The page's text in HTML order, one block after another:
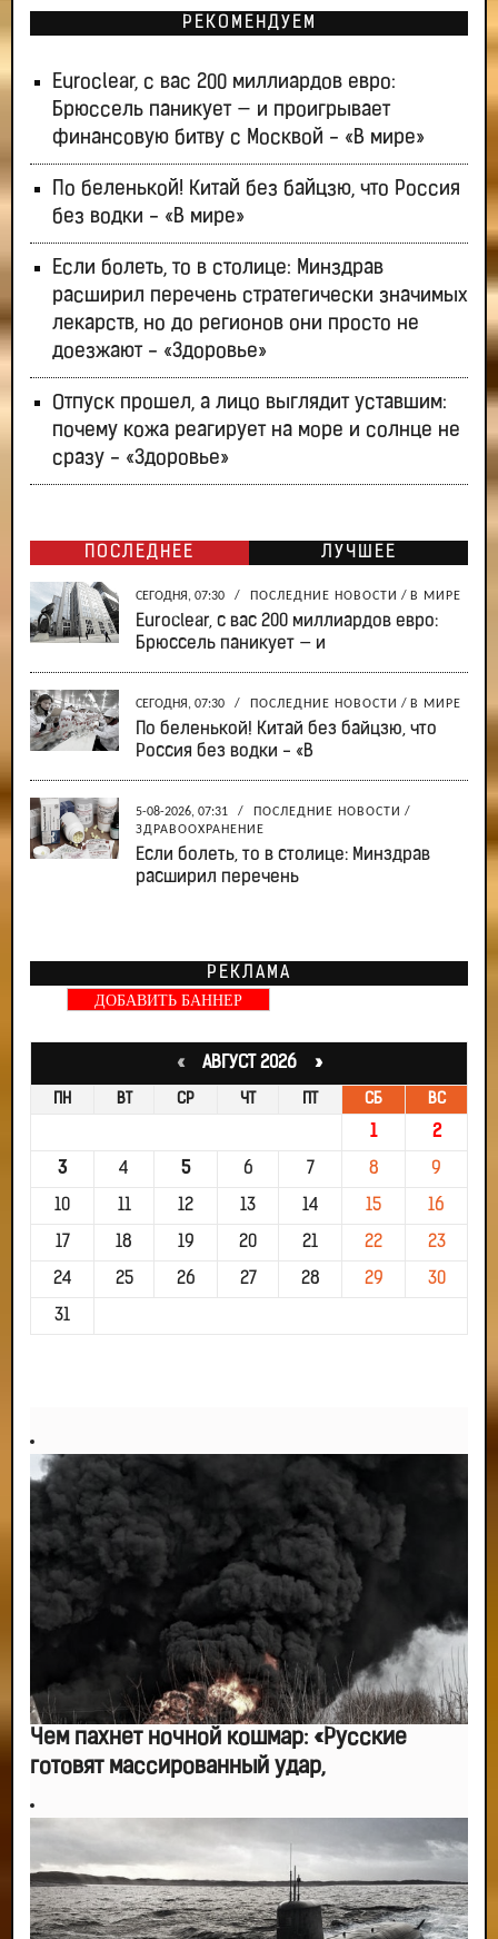
РЕКОМЕНДУЕМ
Euroclear, с вас 200 миллиардов евро:
Брюссель паникует — и проигрывает
финансовую битву с Москвой - «В мире»
По беленькой! Китай без байцзю, что Россия
без водки - «В мире»
Если болеть, то в столице: Минздрав
расширил перечень стратегически значимых
лекарств, но до регионов они просто не
доезжают - «Здоровье»
Отпуск прошел, а лицо выглядит уставшим:
почему кожа реагирует на море и солнце не
сразу - «Здоровье»
ПОСЛЕДНЕЕ ЛУЧШЕЕ
СЕГОДНЯ, 07:30 / ПОСЛЕДНИЕ НОВОСТИ / В МИРЕ
Euroclear, с вас 200 миллиардов евро:
Брюссель паникует — и
СЕГОДНЯ, 07:30 / ПОСЛЕДНИЕ НОВОСТИ / В МИРЕ
По беленькой! Китай без байцзю, что
Россия без водки - «В
5-08-2026, 07:31 / ПОСЛЕДНИЕ НОВОСТИ /
ЗДРАВООХРАНЕНИЕ
Если болеть, то в столице: Минздрав
расширил перечень
РЕКЛАМА
ДОБАВИТЬ БАННЕР
«АВГУСТ 2026 »
ПН ВТ СР ЧТ ПТ СБ ВС
1 2
3 4 5 6 7 8 9
10 11 12 13 14 15 16
17 18 19 20 21 22 23
24 25 26 27 28 29 30
31
Чем пахнет ночной кошмар: «Русские
готовят массированный удар,